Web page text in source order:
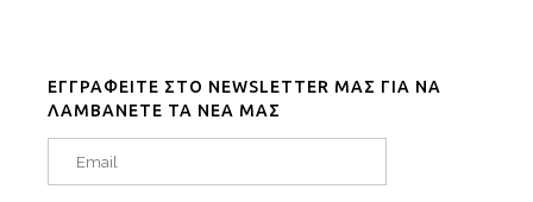
ΕΓΓΡΑΦΕΙΤΕ ΣΤΟ NEWSLETTER ΜΑΣ ΓΙΑ ΝΑ
ΛΑΜΒΑΝΕΤΕ ΤΑ ΝΕΑ ΜΑΣ